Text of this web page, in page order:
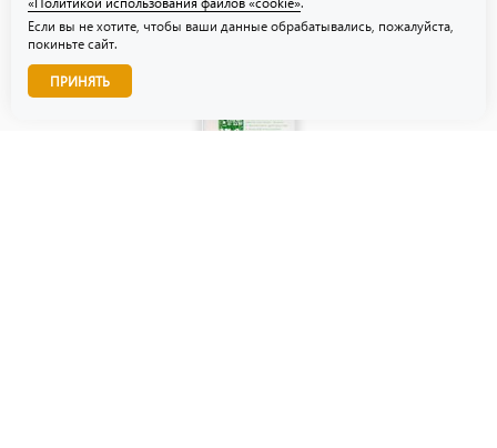
Звоните нам!
Если вы не хотите, чтобы ваши данные обрабатывались, пожалуйста,
покиньте сайт.
ПРИНЯТЬ